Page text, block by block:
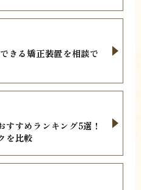
きる矯正装置を相談で
すすめランキング5選！
を比較